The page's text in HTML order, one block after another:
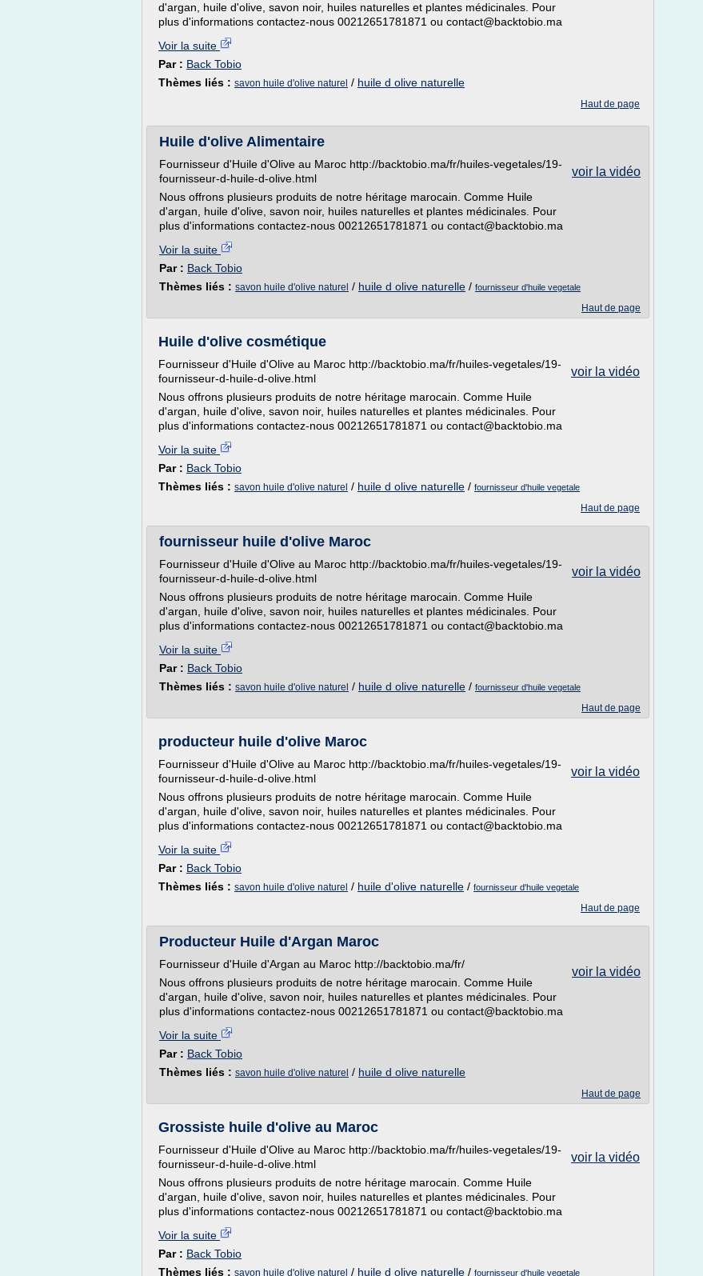
d'argan, huile d'olive, savon noir, huiles naturelles et plantes médicinales. Pour
plus d'informations contactez-nous 00212651781871 ou contact@backtobio.ma
Voir la suite
Par : Back Tobio
Thèmes liés : savon huile d'olive naturel / huile d olive naturelle
Haut de page
Huile d'olive Alimentaire
voir la vidéo
Fournisseur d'Huile d'Olive au Maroc http://backtobio.ma/fr/huiles-vegetales/19-
fournisseur-d-huile-d-olive.html
Nous offrons plusieurs produits de notre héritage marocain. Comme Huile
d'argan, huile d'olive, savon noir, huiles naturelles et plantes médicinales. Pour
plus d'informations contactez-nous 00212651781871 ou contact@backtobio.ma
Voir la suite
Par : Back Tobio
Thèmes liés : savon huile d'olive naturel / huile d olive naturelle / fournisseur d'huile vegetale
Haut de page
Huile d'olive cosmétique
voir la vidéo
Fournisseur d'Huile d'Olive au Maroc http://backtobio.ma/fr/huiles-vegetales/19-
fournisseur-d-huile-d-olive.html
Nous offrons plusieurs produits de notre héritage marocain. Comme Huile
d'argan, huile d'olive, savon noir, huiles naturelles et plantes médicinales. Pour
plus d'informations contactez-nous 00212651781871 ou contact@backtobio.ma
Voir la suite
Par : Back Tobio
Thèmes liés : savon huile d'olive naturel / huile d olive naturelle / fournisseur d'huile vegetale
Haut de page
fournisseur huile d'olive Maroc
voir la vidéo
Fournisseur d'Huile d'Olive au Maroc http://backtobio.ma/fr/huiles-vegetales/19-
fournisseur-d-huile-d-olive.html
Nous offrons plusieurs produits de notre héritage marocain. Comme Huile
d'argan, huile d'olive, savon noir, huiles naturelles et plantes médicinales. Pour
plus d'informations contactez-nous 00212651781871 ou contact@backtobio.ma
Voir la suite
Par : Back Tobio
Thèmes liés : savon huile d'olive naturel / huile d olive naturelle / fournisseur d'huile vegetale
Haut de page
producteur huile d'olive Maroc
voir la vidéo
Fournisseur d'Huile d'Olive au Maroc http://backtobio.ma/fr/huiles-vegetales/19-
fournisseur-d-huile-d-olive.html
Nous offrons plusieurs produits de notre héritage marocain. Comme Huile
d'argan, huile d'olive, savon noir, huiles naturelles et plantes médicinales. Pour
plus d'informations contactez-nous 00212651781871 ou contact@backtobio.ma
Voir la suite
Par : Back Tobio
Thèmes liés : savon huile d'olive naturel / huile d'olive naturelle / fournisseur d'huile vegetale
Haut de page
Producteur Huile d'Argan Maroc
voir la vidéo
Fournisseur d'Huile d'Argan au Maroc http://backtobio.ma/fr/
Nous offrons plusieurs produits de notre héritage marocain. Comme Huile
d'argan, huile d'olive, savon noir, huiles naturelles et plantes médicinales. Pour
plus d'informations contactez-nous 00212651781871 ou contact@backtobio.ma
Voir la suite
Par : Back Tobio
Thèmes liés : savon huile d'olive naturel / huile d olive naturelle
Haut de page
Grossiste huile d'olive au Maroc
voir la vidéo
Fournisseur d'Huile d'Olive au Maroc http://backtobio.ma/fr/huiles-vegetales/19-
fournisseur-d-huile-d-olive.html
Nous offrons plusieurs produits de notre héritage marocain. Comme Huile
d'argan, huile d'olive, savon noir, huiles naturelles et plantes médicinales. Pour
plus d'informations contactez-nous 00212651781871 ou contact@backtobio.ma
Voir la suite
Par : Back Tobio
Thèmes liés : savon huile d'olive naturel / huile d olive naturelle / fournisseur d'huile vegetale